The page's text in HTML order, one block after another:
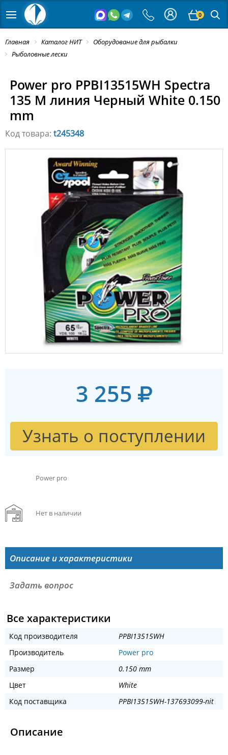
0
Главная Каталог НИТ
Оборудование для рыбалки
Рыболовные лески
Power pro PPBI13515WH Spectra
135 M линия Черный White 0.150
mm
Код товара: t245348
3 255
Узнать о поступлении
Power pro
Нет в наличии
Описание и характеристики
Задать вопрос
Все характеристики
Код производителя
PPBI13515WH
Производитель
Power pro
Размер
0.150 mm
Цвет
White
Код поставщика
PPBI13515WH-137693099-nit
Описание